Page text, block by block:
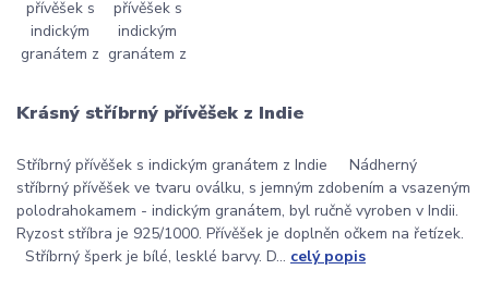
Krásný stříbrný přívěšek z Indie
Stříbrný přívěšek s indickým granátem z Indie Nádherný
stříbrný přívěšek ve tvaru oválku, s jemným zdobením a vsazeným
polodrahokamem - indickým granátem, byl ručně vyroben v Indii.
Ryzost stříbra je 925/1000. Přívěšek je doplněn očkem na řetízek.
Stříbrný šperk je bílé, lesklé barvy. D... celý popis